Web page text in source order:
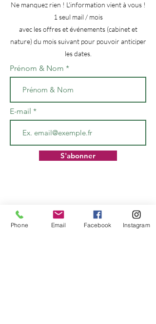
Ne manquez rien ! L'information vient à vous !
1 seul mail / mois
avec les offres et événements (cabinet et
nature) du mois suivant pour pouvoir anticiper
les dates.
Prénom & Nom
E-mail
S'abonner
Phone Email Facebook Instagram